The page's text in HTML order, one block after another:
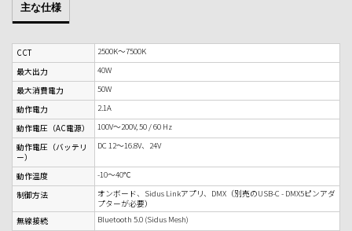
主な仕様
CCT
2500K～7500K
最大出力
40W
最大消費電力
50W
動作電力
2.1A
動作電圧（AC電源）
100V～200V, 50 / 60 Hz
動作電圧（バッテリ
ー）
DC 12～16.8V、24V
動作温度
-10～40℃
制御方法
オンボード、Sidus Linkアプリ、DMX（別売のUSB-C - DMX5ピンアダ
プターが必要）
無線接続
Bluetooth 5.0 (Sidus Mesh)